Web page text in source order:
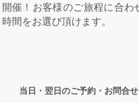
開催！お客様のご旅程に合わ
時間をお選び頂けます。
当日・翌日のご予約・お問合